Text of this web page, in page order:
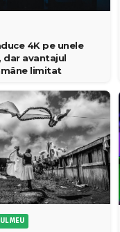
4K pe unele
dar avantajul
limitat
MEU